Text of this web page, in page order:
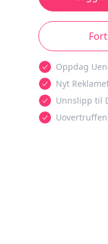
Oppdag
Nyt
Unnslipp til